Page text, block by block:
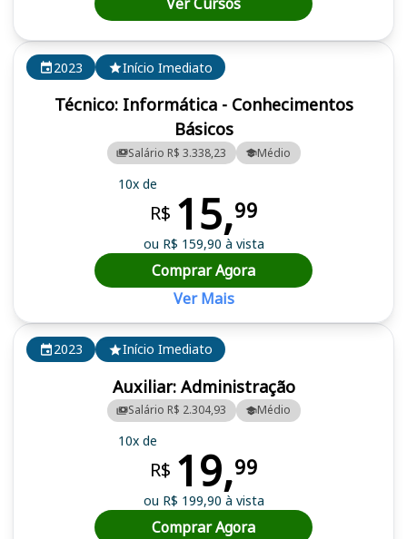
2023 Início Imediato
Auxiliar: Administração
Salário R$ 2.304,93 Médio
10x de
R$ 19,99
ou R$ 199,90 à vista
Comprar Agora
2023 Início Imediato
Técnico: Informática - Conhecimentos
Básicos
Salário R$ 3.338,23 Médio
10x de
R$ 15,99
ou R$ 159,90 à vista
Comprar Agora
Ver Mais